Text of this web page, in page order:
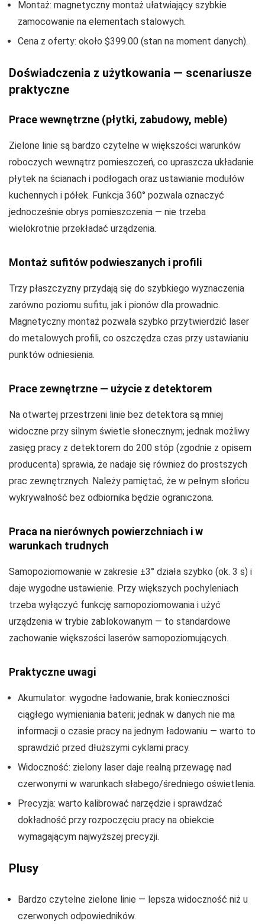
Montaż: magnetyczny montaż ułatwiający szybkie
zamocowanie na elementach stalowych.
Cena z oferty: około $399.00 (stan na moment danych).
Doświadczenia z użytkowania — scenariusze
praktyczne
Prace wewnętrzne (płytki, zabudowy, meble)
Zielone linie są bardzo czytelne w większości warunków
roboczych wewnątrz pomieszczeń, co upraszcza układanie
płytek na ścianach i podłogach oraz ustawianie modułów
kuchennych i półek. Funkcja 360° pozwala oznaczyć
jednocześnie obrys pomieszczenia — nie trzeba
wielokrotnie przekładać urządzenia.
Montaż sufitów podwieszanych i profili
Trzy płaszczyzny przydają się do szybkiego wyznaczenia
zarówno poziomu sufitu, jak i pionów dla prowadnic.
Magnetyczny montaż pozwala szybko przytwierdzić laser
do metalowych profili, co oszczędza czas przy ustawianiu
punktów odniesienia.
Prace zewnętrzne — użycie z detektorem
Na otwartej przestrzeni linie bez detektora są mniej
widoczne przy silnym świetle słonecznym; jednak możliwy
zasięg pracy z detektorem do 200 stóp (zgodnie z opisem
producenta) sprawia, że nadaje się również do prostszych
prac zewnętrznych. Należy pamiętać, że w pełnym słońcu
wykrywalność bez odbiornika będzie ograniczona.
Praca na nierównych powierzchniach i w
warunkach trudnych
Samopoziomowanie w zakresie ±3° działa szybko (ok. 3 s) i
daje wygodne ustawienie. Przy większych pochyleniach
trzeba wyłączyć funkcję samopoziomowania i użyć
urządzenia w trybie zablokowanym — to standardowe
zachowanie większości laserów samopoziomujących.
Praktyczne uwagi
Akumulator: wygodne ładowanie, brak konieczności
ciągłego wymieniania baterii; jednak w danych nie ma
informacji o czasie pracy na jednym ładowaniu — warto to
sprawdzić przed dłuższymi cyklami pracy.
Widoczność: zielony laser daje realną przewagę nad
czerwonymi w warunkach słabego/średniego oświetlenia.
Precyzja: warto kalibrować narzędzie i sprawdzać
dokładność przy rozpoczęciu pracy na obiekcie
wymagającym najwyższej precyzji.
Plusy
Bardzo czytelne zielone linie — lepsza widoczność niż u
czerwonych odpowiedników.